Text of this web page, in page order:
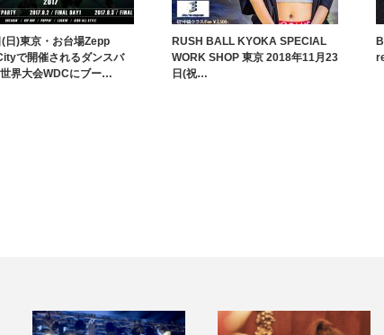
日)東京・お台場Zepp
で開催されるダンスバ
界大会WDCにブー…
RUSH BALL KYOKA SPECIAL
WORK SHOP 東京 2018年11月23
日(祝…